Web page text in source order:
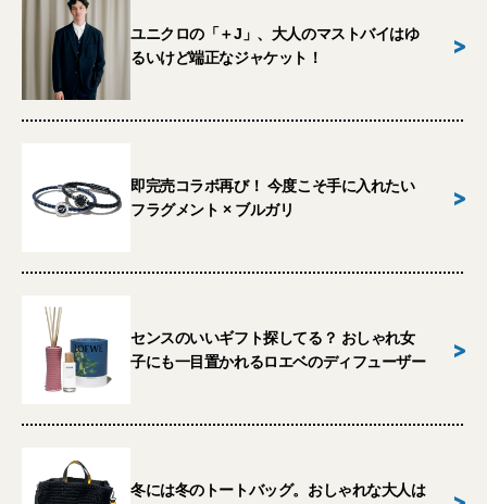
ユニクロの「＋J」、大人のマストバイはゆ
るいけど端正なジャケット！
>
即完売コラボ再び！ 今度こそ手に入れたい
フラグメント × ブルガリ
>
センスのいいギフト探してる？ おしゃれ女
子にも一目置かれるロエベのディフューザー
>
冬には冬のトートバッグ。おしゃれな大人は